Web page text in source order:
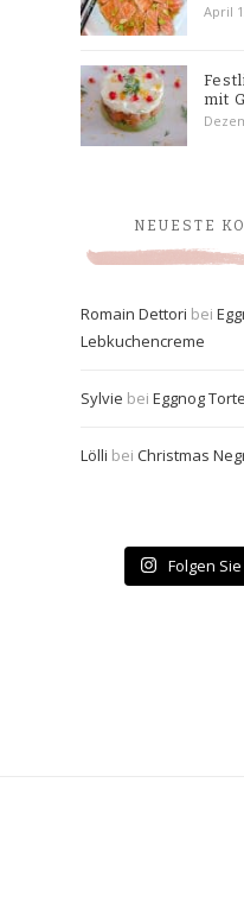
April
mit
NEUESTE
Romain Dettori bei
Lebkuchencreme
Sylvie bei Eggnog
Lölli bei Christmas
Folgen